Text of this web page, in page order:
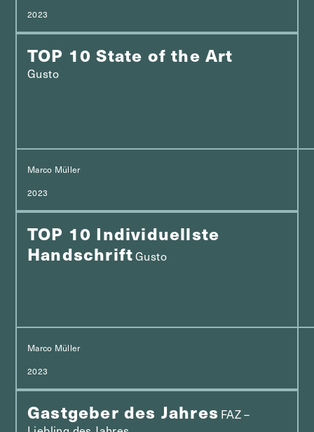
2023
TOP 10 State of the Art
Gusto
Marco Müller
2023
TOP 10 Individuellste
HandschriftGusto
Marco Müller
2023
Gastgeber des Jahres FAZ –